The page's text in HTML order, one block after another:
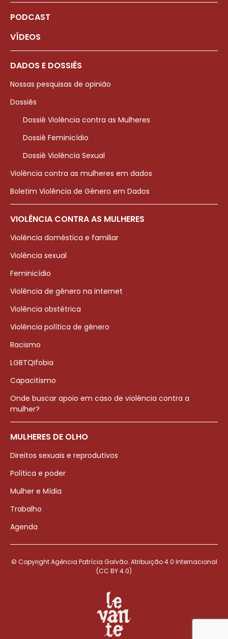
PODCAST
VÍDEOS
DADOS E DOSSIÊS
Nossas pesquisas de opinião
Dossiês
Dossiê Violência contra as Mulheres
Dossiê Feminicídio
Dossiê Violência Sexual
Violência contra as mulheres em dados
Boletim Violência de Gênero em Dados
VIOLÊNCIA CONTRA AS MULHERES
Violência doméstica e familiar
Violência sexual
Feminicídio
Violência de gênero na internet
Violência obstétrica
Violência política de gênero
Racismo
LGBTQIfobia
Capacitismo
Onde buscar apoio em caso de violência contra a
mulher?
MULHERES DE OLHO
Direitos sexuais e reprodutivos
Política e poder
Mulher e Mídia
Trabalho
Agenda
© Copyright Agência Patrícia Galvão. Atribuição 4.0 Internacional
(CC BY 4.0)